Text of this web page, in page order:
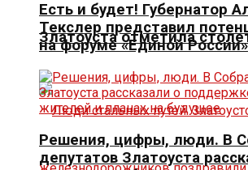
Златоуста отметила
Есть и будет! Губернатор
Текслер представил
на форуме «Единой России»
Решения, цифры, люди. В
депутатов Златоуста